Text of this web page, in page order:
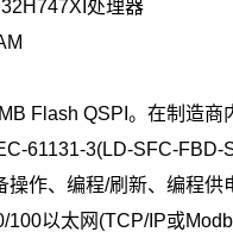
处理器
Flash QSPI。在制造商
61131-3(LD-SFC-FBD-
操作、编程/刷新、编程供
100以太网(TCP/IP或